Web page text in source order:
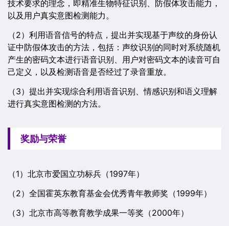
技术要求的理念，即精准生物特征识别、防假体攻击能力，
以及用户真实意图检测能力。
（2）利用语音信号的特点，提出并实现基于声纹的身份认
证中防假体攻击的方法，包括：声纹识别的同时对系统随机
产生的密码文本进行语音识别、用户对密码文本的读音可自
己定义，以及检测语音是否经过了录音重放。
（3）提出并实现综合利用语音识别、情感识别和语义理解
进行真实意图检测的方法。
奖励与荣誉
（1）北京市爱国立功标兵（1997年）
（2）全国霍英东教育基金会优秀青年教师奖（1999年）
（3）北京市高等教育教学成果一等奖（2000年）